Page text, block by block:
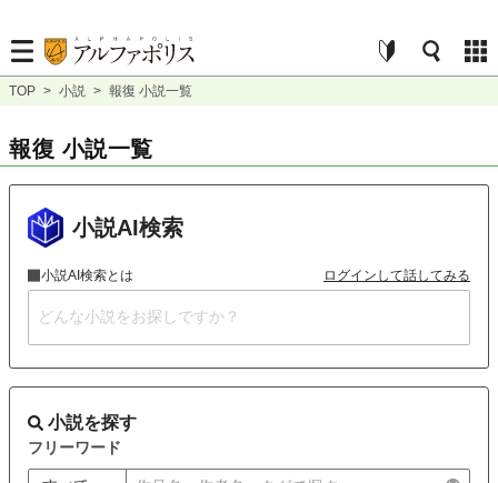
TOP > 小説 > 報復 小説一覧
報復 小説一覧
小説AI検索
小説AI検索とは ログインして話してみる
小説を探す
フリーワード